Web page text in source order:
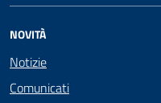
NOVITÀ
Notizie
Comunicati